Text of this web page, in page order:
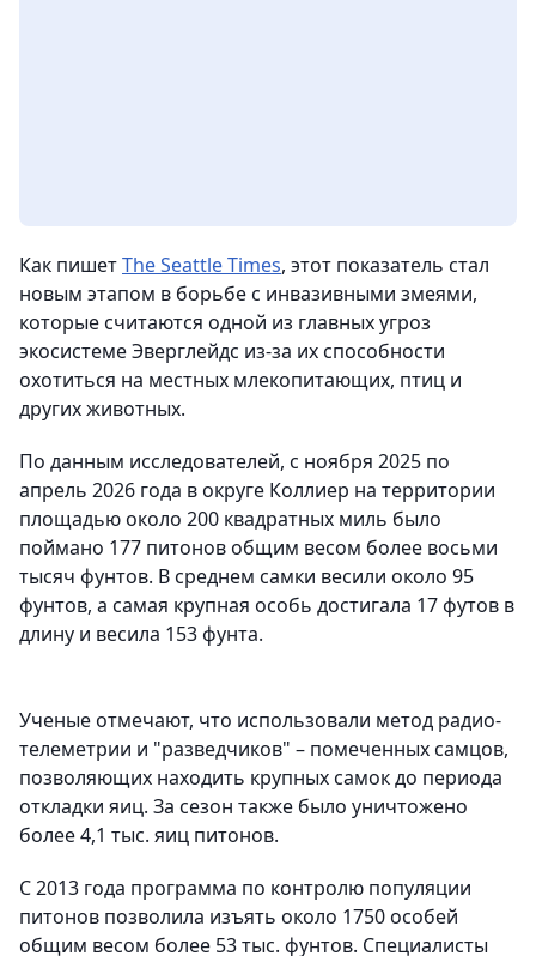
Как пишетThe Seattle Times, этот показатель стал
новым этапом в борьбе с инвазивными змеями,
которые считаются одной из главных угроз
экосистеме Эверглейдс из-за их способности
охотиться на местных млекопитающих, птиц и
других животных.
По данным исследователей, с ноября 2025 по
апрель 2026 года в округе Коллиер на территории
площадью около 200 квадратных миль было
поймано 177 питонов общим весом более восьми
тысяч фунтов. В среднем самки весили около 95
фунтов, а самая крупная особь достигала 17 футов в
длину и весила 153 фунта.
Ученые отмечают, что использовали метод радио-
телеметрии и "разведчиков" – помеченных самцов,
позволяющих находить крупных самок до периода
откладки яиц. За сезон также было уничтожено
более 4,1 тыс. яиц питонов.
С 2013 года программа по контролю популяции
питонов позволила изъять около 1750 особей
общим весом более 53 тыс. фунтов. Специалисты